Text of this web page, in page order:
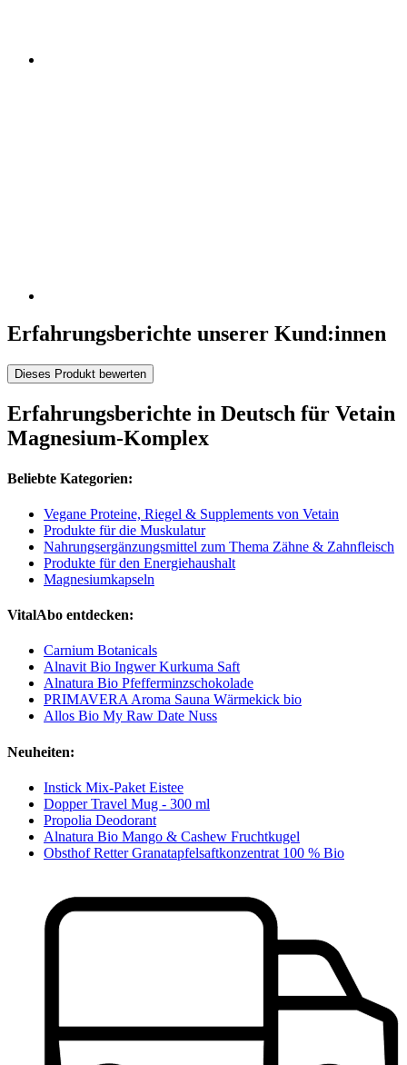
Erfahrungsberichte unserer Kund:innen
Dieses Produkt bewerten
Erfahrungsberichte in Deutsch für Vetain
Magnesium-Komplex
Beliebte Kategorien:
Vegane Proteine, Riegel & Supplements von Vetain
Produkte für die Muskulatur
Nahrungsergänzungsmittel zum Thema Zähne & Zahnfleisch
Produkte für den Energiehaushalt
Magnesiumkapseln
VitalAbo entdecken:
Carnium Botanicals
Alnavit Bio Ingwer Kurkuma Saft
Alnatura Bio Pfefferminzschokolade
PRIMAVERA Aroma Sauna Wärmekick bio
Allos Bio My Raw Date Nuss
Neuheiten:
Instick Mix-Paket Eistee
Dopper Travel Mug - 300 ml
Propolia Deodorant
Alnatura Bio Mango & Cashew Fruchtkugel
Obsthof Retter Granatapfelsaftkonzentrat 100 % Bio